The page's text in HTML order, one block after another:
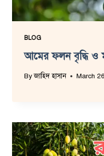
BLOG
আমের ফলন বৃদ্ধি ও
Byজাহিদ হাসান March